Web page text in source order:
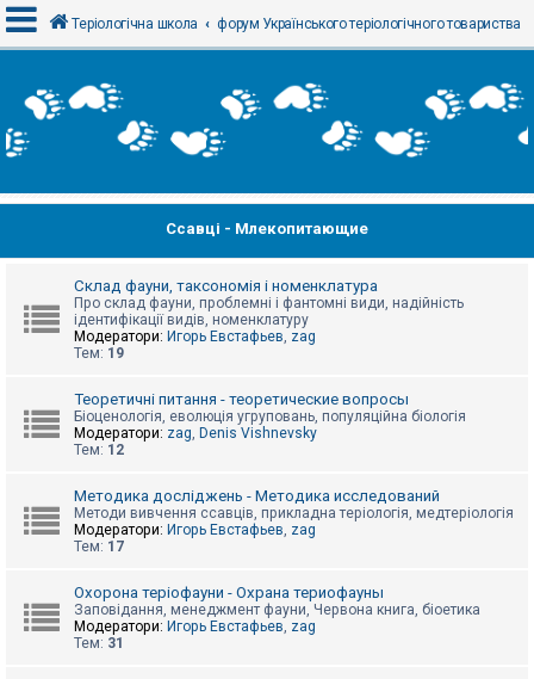
х
і
т
р
а
б
е
д
п
о
Теріологічна школа форум Українського теріологічного товариства
Ссавці - Млекопитающие
Склад фауни, таксономія і номенклатура
Про склад фауни, проблемні і фантомні види, надійність
ідентифікації видів, номенклатуру
Модератори: Игорь Евстафьев, zag
Тем: 19
Теоретичні питання - теоретические вопросы
Біоценологія, еволюція угруповань, популяційна біологія
Модератори: zag, Denis Vishnevsky
Тем: 12
Методика досліджень - Методика исследований
Методи вивчення ссавців, прикладна теріологія, медтеріологія
Модератори: Игорь Евстафьев, zag
Тем: 17
Охорона теріофауни - Охрана териофауны
Заповідання, менеджмент фауни, Червона книга, біоетика
Модератори: Игорь Евстафьев, zag
Тем: 31